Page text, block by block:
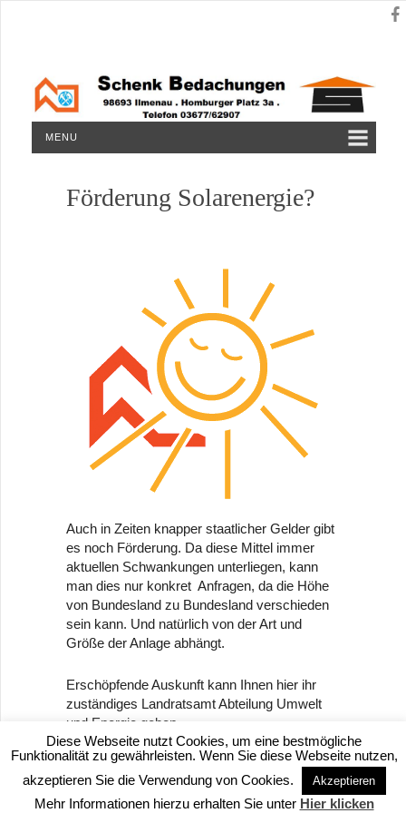
MENU
Förderung Solarenergie?
Auch in Zeiten knapper staatlicher Gelder gibt
es noch Förderung. Da diese Mittel immer
aktuellen Schwankungen unterliegen, kann
man dies nur konkret Anfragen, da die Höhe
von Bundesland zu Bundesland verschieden
sein kann. Und natürlich von der Art und
Größe der Anlage abhängt.
Erschöpfende Auskunft kann Ihnen hier ihr
zuständiges Landratsamt Abteilung Umwelt
und Energie geben.
Copyright 2026 Schenk-Bedachungen | Powered byWordPress| imprint
Diese Webseite nutzt Cookies, um eine bestmögliche
Funktionalität zu gewährleisten. Wenn Sie diese Webseite nutzen,
akzeptieren Sie die Verwendung von Cookies.
Akzeptieren
Mehr Informationen hierzu erhalten Sie unter Hier klicken